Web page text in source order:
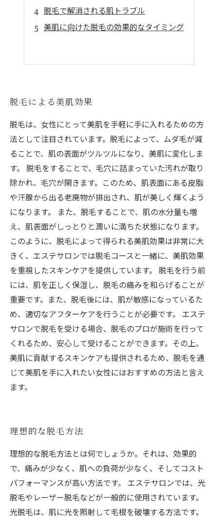
脱毛で解消される肌トラブル
美肌に向けた脱毛の効果的なタイミング
脱毛による美肌効果
脱毛は、女性にとって美肌を手軽に手に入れるための方
法として注目されています。脱毛によって、ムダ毛が減
ることで、肌の表面がツルツルになり、美肌に変化しま
す。 脱毛をすることで、毛穴に詰まっていた汚れが取り
除かれ、毛穴が開きます。このため、肌表面にある皮脂
や汗腺から出る老廃物が排出され、肌が美しく輝くよう
になります。 また、脱毛することで、肌の水分量も増
え、肌表面がしっとりと潤いに満ちた状態になります。
このように、脱毛によって得られる美肌効果は非常に大
きく、エステサロンでは脱毛コースと一緒に、美肌効果
を重視したスキンケアを提供しています。 脱毛を行う前
には、肌を正しく保湿し、脱毛の痛みを和らげることが
重要です。また、脱毛後には、肌が敏感になっているた
め、適切なアフターケアを行うことが必要です。 エステ
サロンで脱毛を受ける場合、脱毛のプロが施術を行って
くれるため、安心して受けることができます。その上、
美肌に貢献するスキンケアも提供されるため、脱毛を通
じて美肌を手に入れたい女性にはおすすめの方法と言え
ます。
理想的な脱毛方法
理想的な脱毛方法とは何でしょうか。それは、効果的
で、痛みが少なく、肌への負荷が少なく、そしてコスト
パフォーマンスが高い方法です。 エステサロンでは、光
脱毛やレーザー脱毛などが一般的に使用されています。
光脱毛は、肌に光を照射して毛根を破壊する方法です。